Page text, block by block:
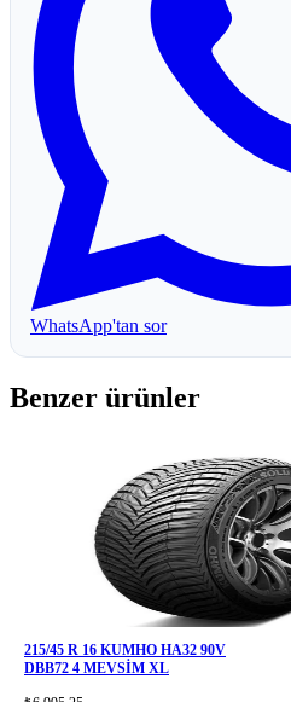
WhatsApp'tan sor
Benzer ürünler
215/45 R 16 KUMHO HA32 90V
DBB72 4 MEVSİM XL